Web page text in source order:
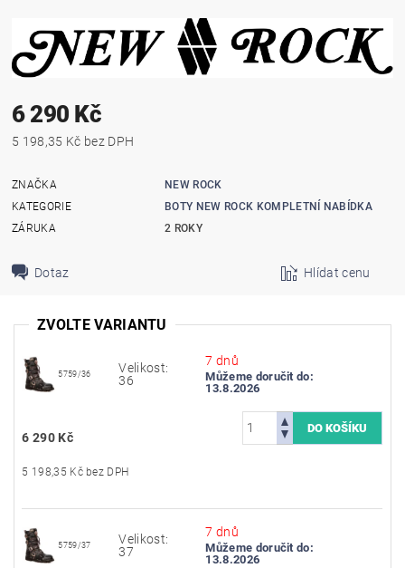
6 290 Kč
5 198,35 Kč bez DPH
ZNAČKA
NEW ROCK
KATEGORIE
BOTY NEW ROCK KOMPLETNÍ NABÍDKA
ZÁRUKA
2 ROKY
Dotaz Hlídat cenu
ZVOLTE VARIANTU
5759/36
Velikost:
36
7 dnů
Můžeme doručit do:
13.8.2026
6 290 Kč
5 198,35 Kč bez DPH
5759/37
Velikost:
37
7 dnů
Můžeme doručit do:
13.8.2026